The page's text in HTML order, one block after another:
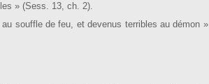
» (Sess. 13, ch. 2).
de feu, et devenus terribles au démon »